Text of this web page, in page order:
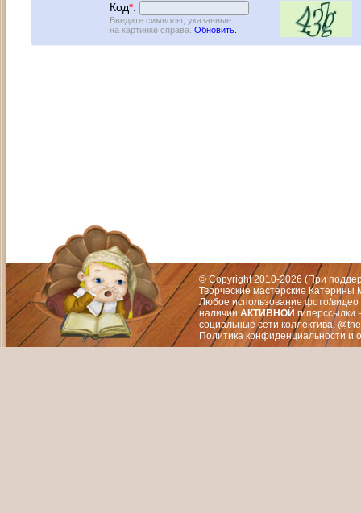
Код*:
Введите символы, указанные
на картинке справа. Обновить.
© Copyright 2010-2026 (При
Творческие мастерские
Любое использование фото/видео
наличии АКТИВНОЙ гиперссылки
социальные сети коллектива:
Политика конфиденциальности и